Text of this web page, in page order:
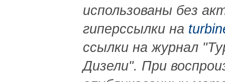
использованы без
гиперссылки на
ссылки на журнал
Дизели". При